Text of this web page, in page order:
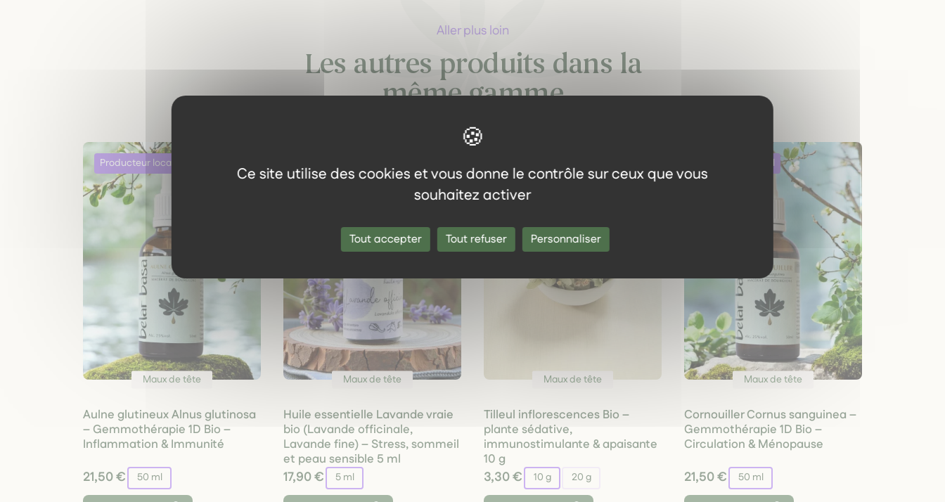
Ce site utilise des cookies et vous donne le contrôle sur ceux que vous
souhaitez activer
Tout accepter Tout refuser Personnaliser
Aller plus loin
Les autres produits dans la
même gamme
Maux de tête
Aulne glutineux Alnus glutinosa
– Gemmothérapie 1D Bio –
Inflammation & Immunité
21,50 € 50 ml
Maux de tête
Huile essentielle Lavande vraie
bio (Lavande officinale,
Lavande fine) – Stress, sommeil
et peau sensible 5 ml
17,90 € 5 ml
Maux de tête
Tilleul inflorescences Bio –
plante sédative,
immunostimulante & apaisante
10 g
3,30 € 10 g 20 g
Maux de tête
Cornouiller Cornus sanguinea –
Gemmothérapie 1D Bio –
Circulation & Ménopause
21,50 € 50 ml